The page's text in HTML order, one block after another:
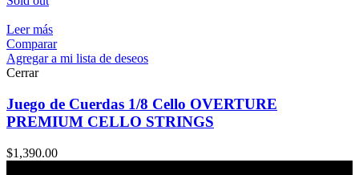
Leer más
Comparar
Agregar a mi lista de deseos
Cerrar
Juego de Cuerdas 1/8 Cello OVERTURE
PREMIUM CELLO STRINGS
$1,390.00